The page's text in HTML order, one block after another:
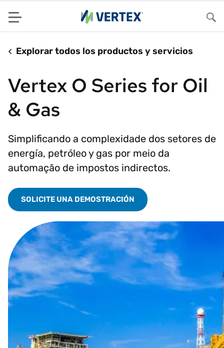
Menu
Explorar todos los productos y servicios
Vertex O Series for Oil
& Gas
Simplificando a complexidade dos setores de
energía, petróleo y gas por meio da
automação de impostos indirectos.
SOLICITE UNA DEMOSTRACIÓN